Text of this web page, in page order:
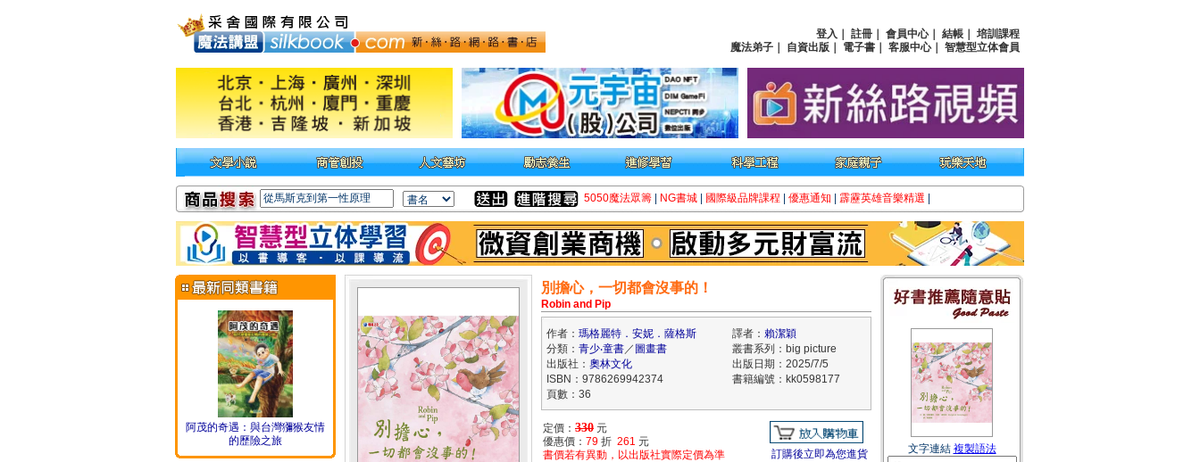
登入 註冊 會員中心｜ 結帳
培訓課程
魔法弟子
自資出版 電子書 客服中心｜ 智慧型立体會員
5050魔法眾籌 NG書城 國際級品牌課程 優惠通知 霹靂英雄音樂精選
阿茂的奇遇：與台灣獼猴友情
的歷險之旅
別擔心，一切都會沒事的！
Robin and Pip
作者： 瑪格麗特．安妮．薩格斯 譯者： 賴潔穎
分類： 青少‧童書／ 圖畫書
叢書系列：big picture
出版社： 奧林文化
出版日期：2025/7/5
ISBN：9786269942374
書籍編號：kk0598177
頁數：36
定價： 330 元
優惠價： 79 折 261 元
書價若有異動，以出版社實際定價為準
訂購後立即為您進貨 文字連結 複製語法